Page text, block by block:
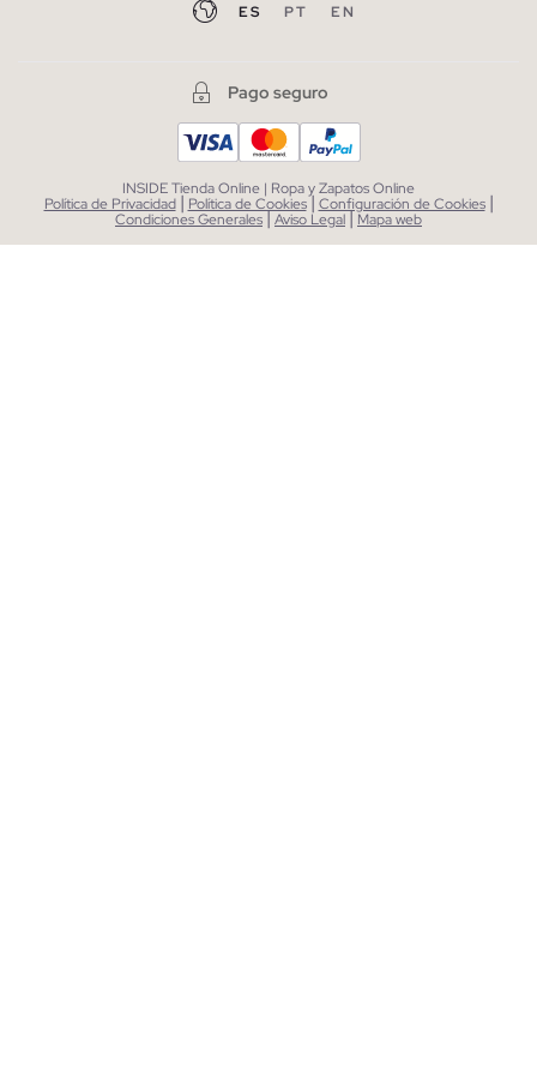
ES PT EN
Pago seguro
INSIDE Tienda Online | Ropa y Zapatos Online
Política de Privacidad | Política de Cookies| Configuración de Cookies |
Condiciones Generales|Aviso Legal| Mapa web